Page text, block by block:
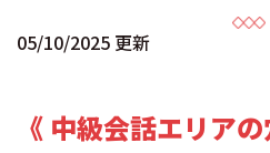
05/10/2025 更新
《 中級会話エリアの